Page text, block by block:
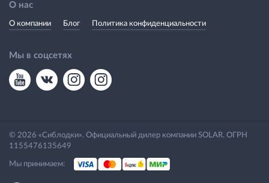
О нас
О компании Блог Политика конфиденциальности
Мы в соцсетях
© 2026 «Сиблодки». Официальный дилер компании SOLAR. ОГРН
1155476135649
Мы принимаем: